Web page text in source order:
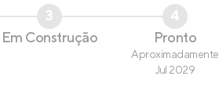
3
Em Construção
4
Pronto
Aproximadamente
Jul 2029